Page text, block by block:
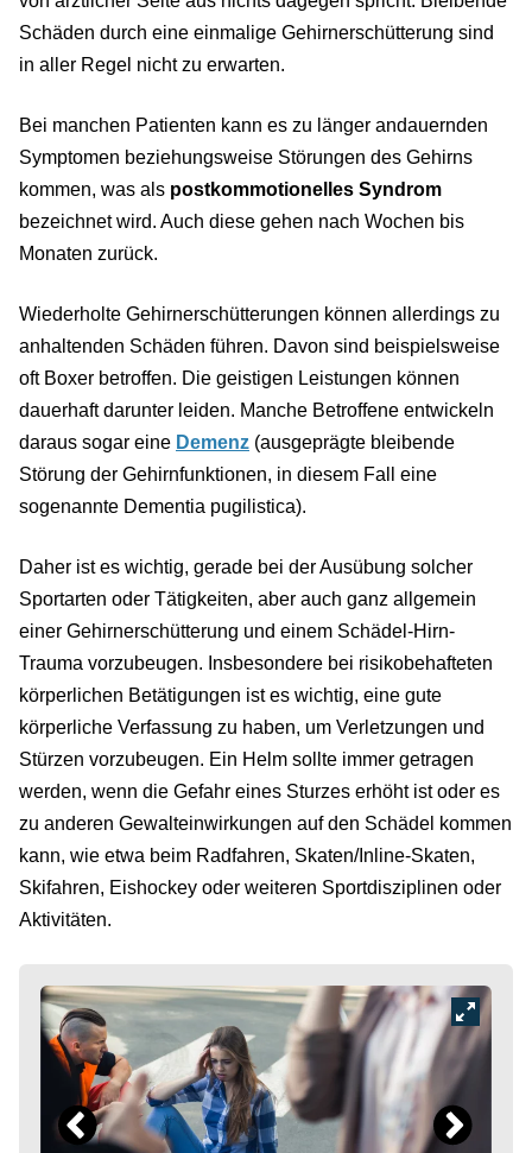
Schäden durch eine einmalige Gehirnerschütterung sind
in aller Regel nicht zu erwarten.
Bei manchen Patienten kann es zu länger andauernden
Symptomen beziehungsweise Störungen des Gehirns
kommen, was als postkommotionelles Syndrom
bezeichnet wird. Auch diese gehen nach Wochen bis
Monaten zurück.
Wiederholte Gehirnerschütterungen können allerdings zu
anhaltenden Schäden führen. Davon sind beispielsweise
oft Boxer betroffen. Die geistigen Leistungen können
dauerhaft darunter leiden. Manche Betroffene entwickeln
daraus sogar eine Demenz (ausgeprägte bleibende
Störung der Gehirnfunktionen, in diesem Fall eine
sogenannte Dementia pugilistica).
Daher ist es wichtig, gerade bei der Ausübung solcher
Sportarten oder Tätigkeiten, aber auch ganz allgemein
einer Gehirnerschütterung und einem Schädel-Hirn-
Trauma vorzubeugen. Insbesondere bei risikobehafteten
körperlichen Betätigungen ist es wichtig, eine gute
körperliche Verfassung zu haben, um Verletzungen und
Stürzen vorzubeugen. Ein Helm sollte immer getragen
werden, wenn die Gefahr eines Sturzes erhöht ist oder es
zu anderen Gewalteinwirkungen auf den Schädel kommen
kann, wie etwa beim Radfahren, Skaten/Inline-Skaten,
Skifahren, Eishockey oder weiteren Sportdisziplinen oder
Aktivitäten.